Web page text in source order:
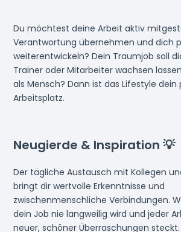
Du möchtest deine Arbeit aktiv
Verantwortung übernehmen und dich
weiterentwickeln? Dein Traumjob soll
Trainer oder Mitarbeiter wachsen
als Mensch? Dann ist das Lifestyle
Arbeitsplatz.
Neugierde & Inspiration 💡
Der tägliche Austausch mit Kollegen
bringt dir wertvolle Erkenntnisse und
zwischenmenschliche Verbindungen.
dein Job nie langweilig wird und jeder
neuer, schöner Überraschungen steckt.